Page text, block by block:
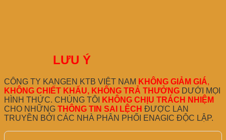
LƯU Ý
CÔNG TY KANGEN KTB VIỆT NAM KHÔNG GIẢM GIÁ,
KHÔNG CHIẾT KHẤU, KHÔNG TRẢ THƯỞNG DƯỚI MỌI
HÌNH THỨC. CHÚNG TÔI
KHÔNG CHỊU TRÁCH NHIỆM
CHO NHỮNG THÔNG TIN SAI LỆCH ĐƯỢC LAN
TRUYỀN BỞI CÁC NHÀ PHÂN PHỐI ENAGIC ĐỘC LẬP.